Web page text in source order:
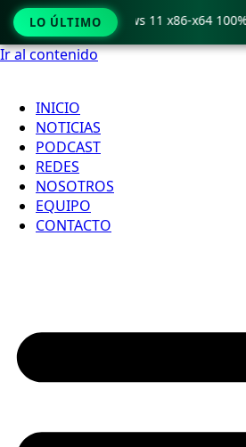
Ir al contenido
INICIO
NOTICIAS
PODCAST
REDES
NOSOTROS
EQUIPO
CONTACTO
LO ÚLTIMO
Crack only Windows 11 x86-x64 100%